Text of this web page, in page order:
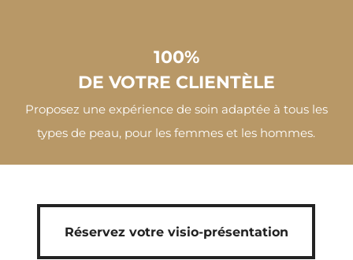
100%
DE VOTRE CLIENTÈLE
Proposez une expérience de soin adaptée à tous les
types de peau, pour les femmes et les hommes.
Réservez votre visio-présentation
Réservez votre visio-présentation